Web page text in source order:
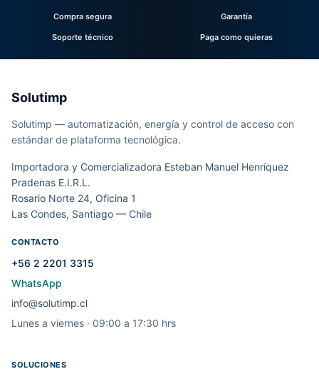
Compra segura Garantía
Soporte técnico Paga como quieras
Solutimp
Solutimp — automatización, energía y control de acceso con
estándar de plataforma tecnológica.
Importadora y Comercializadora Esteban Manuel Henríquez
Pradenas E.I.R.L.
Rosario Norte 24, Oficina 1
Las Condes, Santiago — Chile
CONTACTO
+56 2 2201 3315
WhatsApp
info@solutimp.cl
Lunes a viernes · 09:00 a 17:30 hrs
SOLUCIONES